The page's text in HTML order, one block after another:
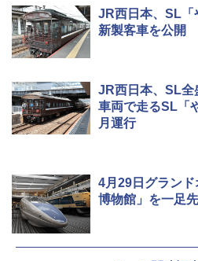
JR西日本、SL「
新製客車を公開
JR西日本、SL全
車両で走るSL「
月運行
4月29日グラン
博物館」を一足